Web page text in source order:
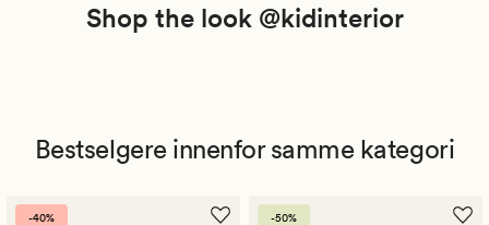
Shop the look @kidinterior
Bestselgere innenfor samme kategori
-40% -50%